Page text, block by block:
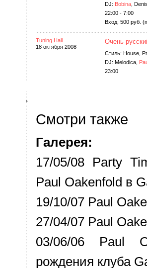
DJ: Bobina ,
22:00 - 7:00
Вход: 500 руб.
Tuning Hall
18 октября 2008
Очень
Стиль: House,
DJ: Melodica,
23:00
Смотри также
Галерея:
17/05/08 Party
Paul Oakenfold в
19/10/07 Paul
27/04/07 Paul
03/06/06 Paul
рождения клуба